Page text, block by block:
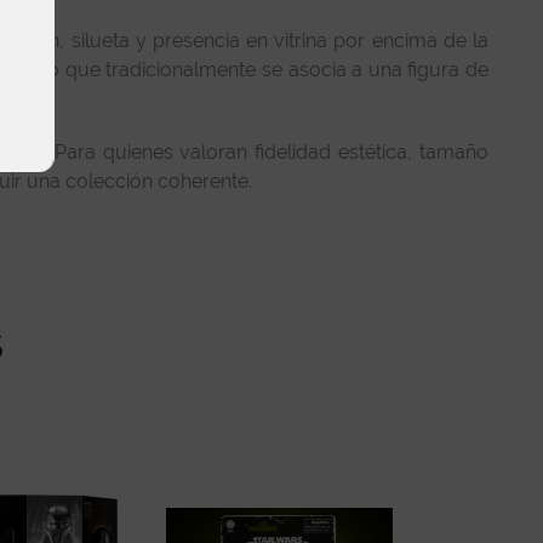
silueta y presencia en vitrina por encima de la
lo que tradicionalmente se asocia a una figura de
Para quienes valoran fidelidad estética, tamaño
una colección coherente.